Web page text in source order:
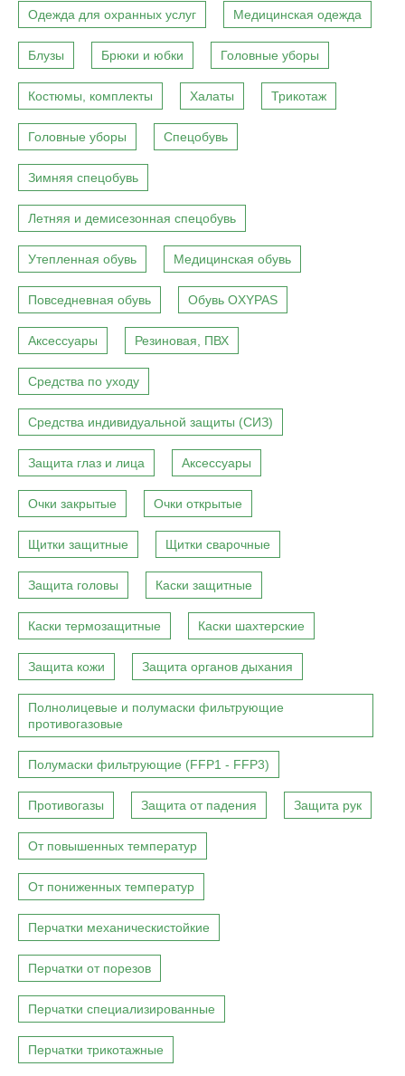
Одежда для охранных услуг Медицинская одежда
Блузы Брюки и юбки Головные уборы
Костюмы, комплекты Халаты Трикотаж
Головные уборы Спецобувь
Зимняя спецобувь
Летняя и демисезонная спецобувь
Утепленная обувь Медицинская обувь
Повседневная обувь Обувь OXYPAS
Аксессуары Резиновая, ПВХ
Средства по уходу
Средства индивидуальной защиты (СИЗ)
Защита глаз и лица Аксессуары
Очки закрытые Очки открытые
Щитки защитные Щитки сварочные
Защита головы Каски защитные
Каски термозащитные Каски шахтерские
Защита кожи Защита органов дыхания
Полнолицевые и полумаски фильтрующие
противогазовые
Полумаски фильтрующие (FFP1 - FFP3)
Противогазы Защита от падения Защита рук
От повышенных температур
От пониженных температур
Перчатки механическистойкие
Перчатки от порезов
Перчатки специализированные
Перчатки трикотажные